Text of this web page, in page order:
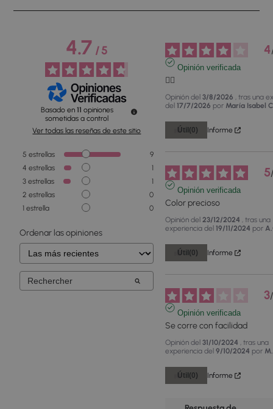
4.7/5
Basado en 11 opiniones
sometidas a control
Ver todas las reseñas de este sitio
5estrellas
9
4estrellas
1
3estrellas
1
2estrellas
0
1estrella 0
Ordenar las opiniones
4
Opinión verificada
👍🏻
Opinión del 3/8/2026 , tras una
del 17/7/2026 por María Isabel
Útil (0) Informe
5
Opinión verificada
Color precioso
Opinión del 23/12/2024 , tras una
experiencia del 19/11/2024 por
Útil (0) Informe
3/
Opinión verificada
Se corre con facilidad
Opinión del 31/10/2024 , tras una
experiencia del 9/10/2024 por
Útil (0) Informe